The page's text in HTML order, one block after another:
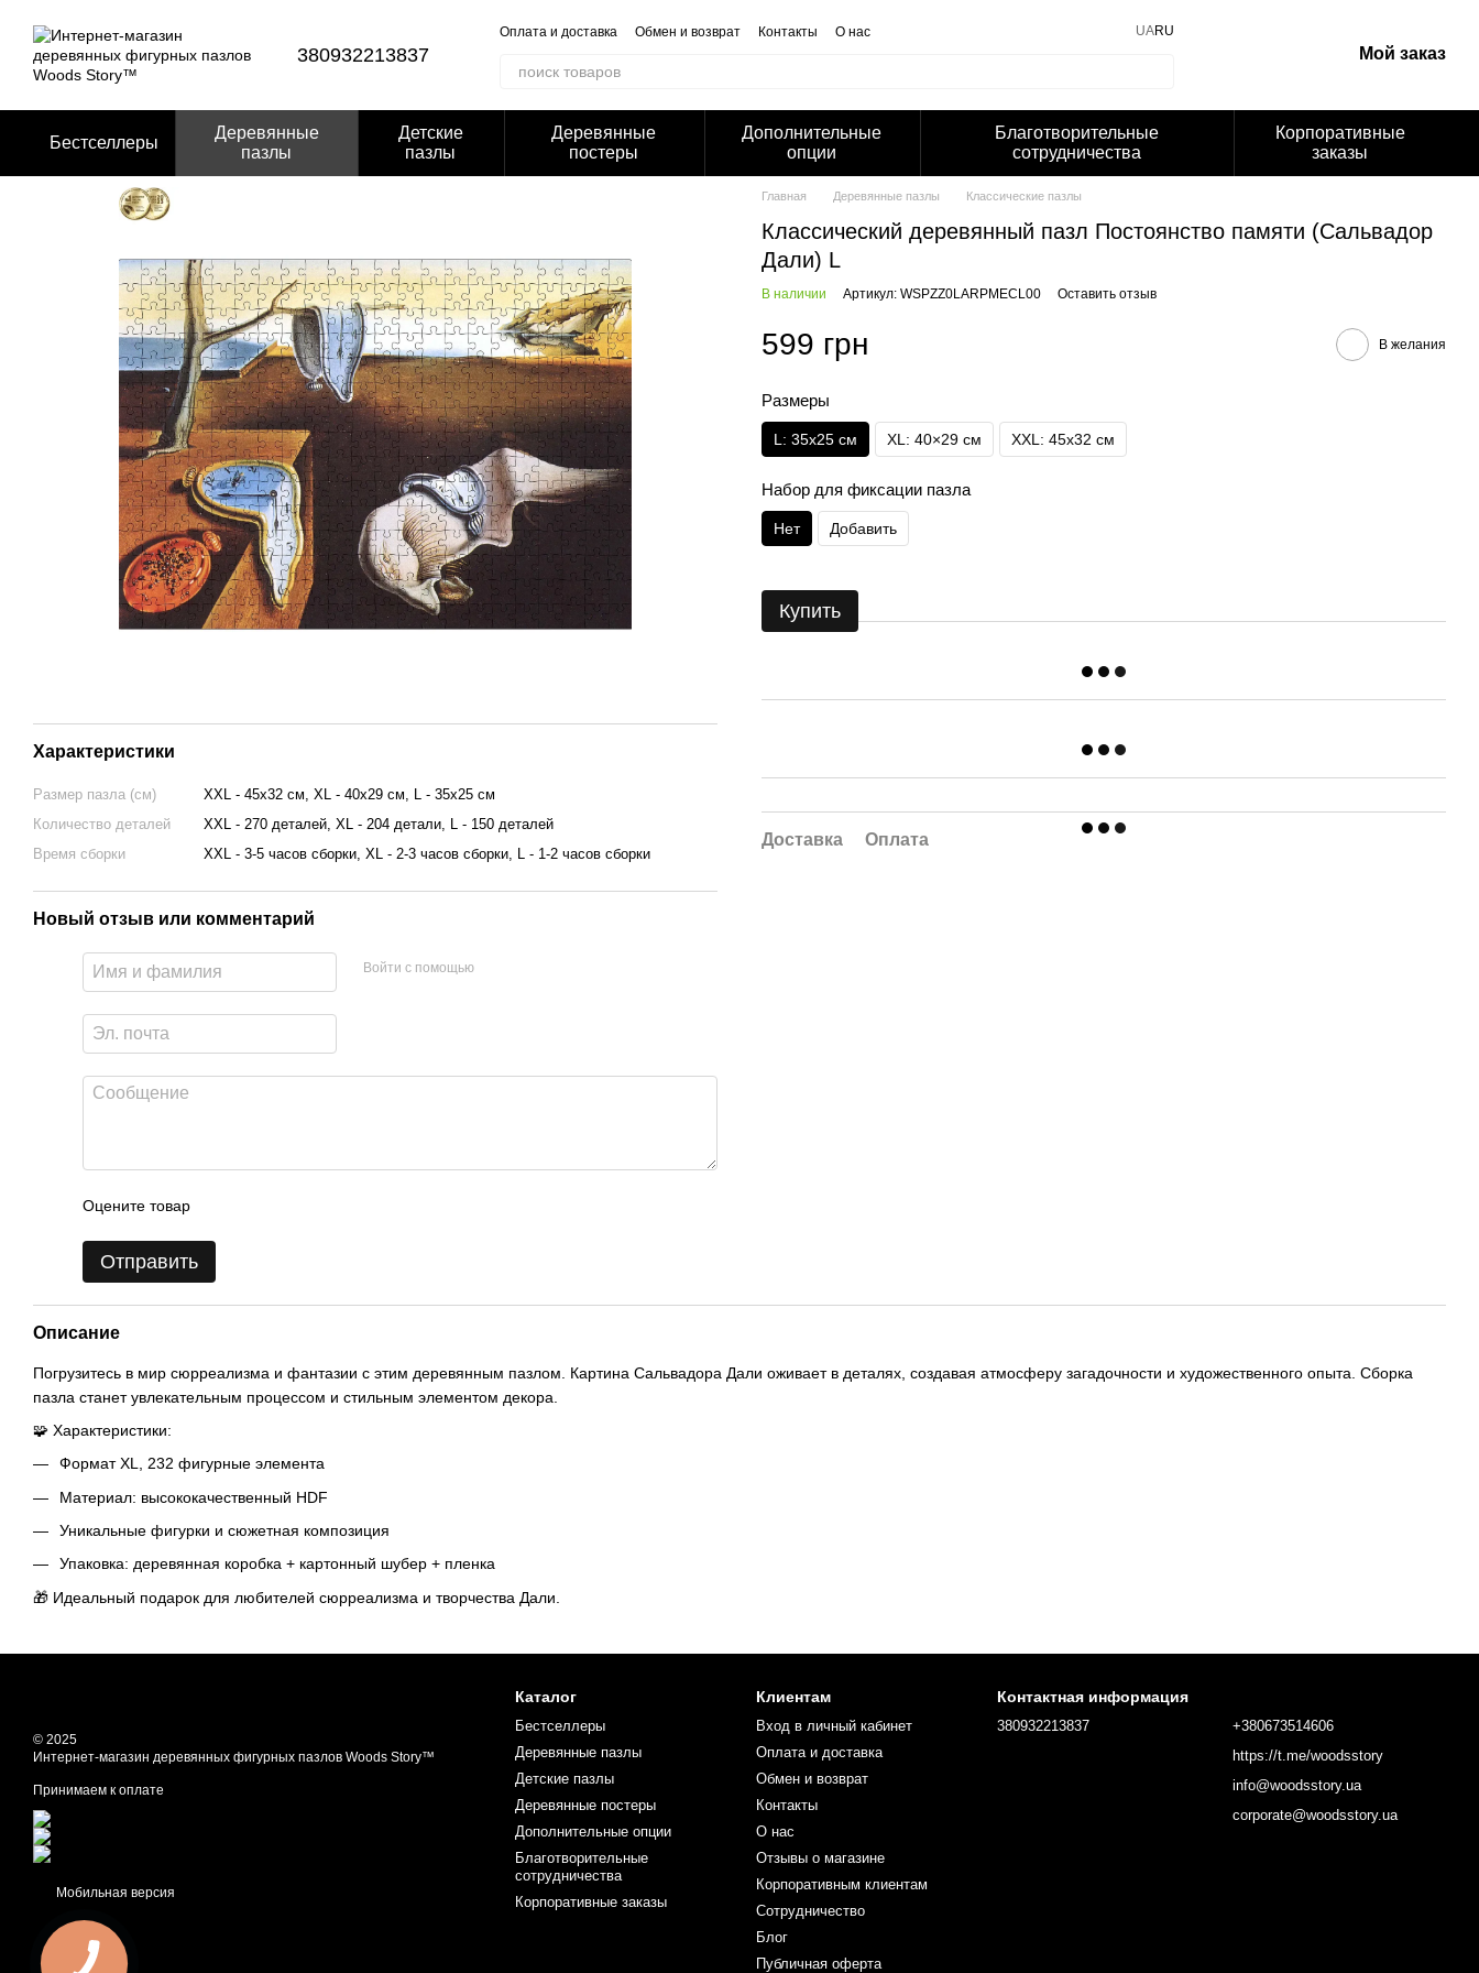
380932213837
Оплата и доставка Обмен и возврат Контакты
О нас
Блог
Публичная оферта
UARU
Мой заказ
Бестселлеры
Деревянные
пазлы
Детские
пазлы
Деревянные
постеры
Дополнительные
опции
Благотворительные
сотрудничества
Корпоративные
заказы
Характеристики
Размер пазла (см)
XXL - 45х32 см, XL - 40х29 см, L - 35х25 см
Количество деталей
XXL - 270 деталей, XL - 204 детали, L - 150 деталей
Время сборки
XXL - 3-5 часов сборки, XL - 2-3 часов сборки, L - 1-2 часов сборки
Новый отзыв или комментарий
Войти с помощью
Оцените товар
Отправить
Главная Деревянные пазлы Классические пазлы
Классический деревянный пазл Постоянство памяти (Сальвадор
Дали) L
В наличии Артикул: WSPZZ0LARPMECL00 Оставить отзыв
599 грн В желания
Размеры
L: 35х25 см XL: 40×29 см XXL: 45х32 cм
Набор для фиксации пазла
Нет Добавить
Купить
Доставка Оплата
Описание
Погрузитесь в мир сюрреализма и фантазии с этим деревянным пазлом. Картина Сальвадора Дали оживает в деталях, создавая атмосферу загадочности и художественного опыта. Сборка
пазла станет увлекательным процессом и стильным элементом декора.
🧩 Характеристики:
Формат XL, 232 фигурные элемента
Материал: высококачественный HDF
Уникальные фигурки и сюжетная композиция
Упаковка: деревянная коробка + картонный шубер + пленка
🎁 Идеальный подарок для любителей сюрреализма и творчества Дали.
© 2025
Интернет-магазин деревянных фигурных пазлов Woods Story™
Принимаем к оплате
Мобильная версия
Каталог
Бестселлеры
Деревянные пазлы
Детские пазлы
Деревянные постеры
Дополнительные опции
Благотворительные
сотрудничества
Корпоративные заказы
Клиентам
Вход в личный кабинет
Оплата и доставка
Обмен и возврат
Контакты
О нас
Отзывы о магазине
Корпоративным клиентам
Сотрудничество
Блог
Публичная оферта
Контактная информация
380932213837
+380673514606
https://t.me/woodsstory
info@woodsstory.ua
corporate@woodsstory.ua